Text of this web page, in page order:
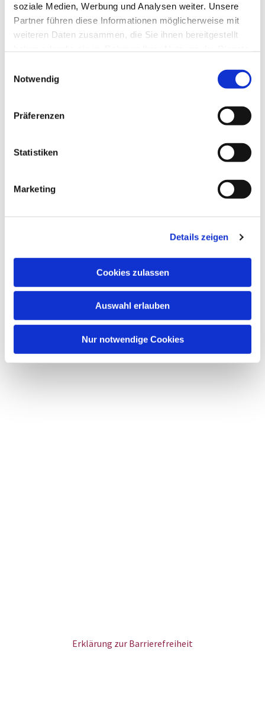
soziale Medien, Werbung und Analysen weiter. Unsere
Partner führen diese Informationen möglicherweise mit
weiteren Daten zusammen, die Sie ihnen bereitgestellt
Notwendig
Präferenzen
Statistiken
Marketing
Details zeigen
Cookies zulassen
Auswahl erlauben
Nur notwendige Cookies
Dies könnte Sie auch
interessieren
Erklärung zur Barrierefreiheit